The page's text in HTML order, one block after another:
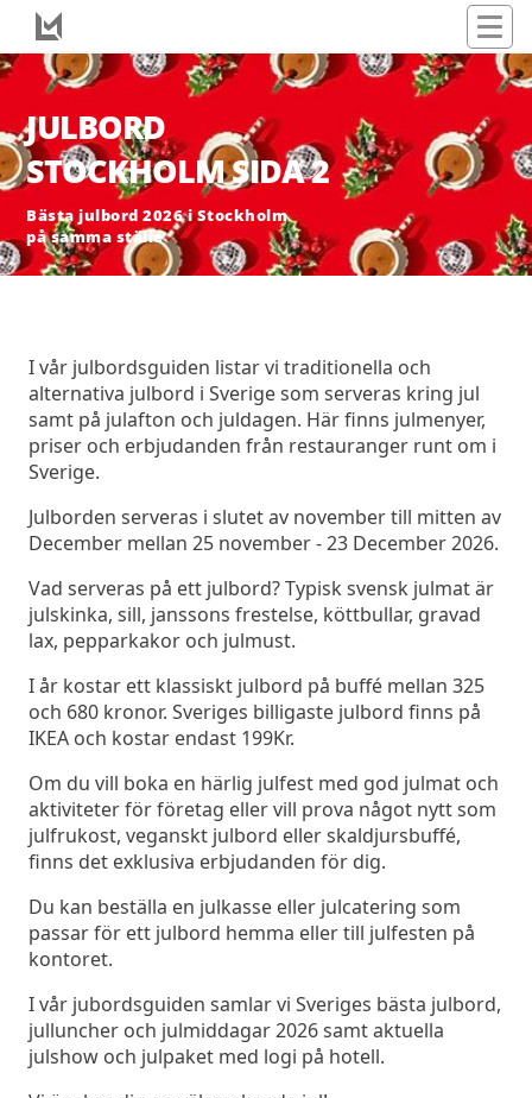
JULBORD
STOCKHOLM SIDA 2
Bästa julbord 2026 i Stockholm
på samma ställe
I vår julbordsguiden listar vi traditionella och
alternativa julbord i Sverige som serveras kring jul
samt på julafton och juldagen. Här finns julmenyer,
priser och erbjudanden från restauranger runt om i
Sverige.
Julborden serveras i slutet av november till mitten av
December mellan 25 november - 23 December 2026.
Vad serveras på ett julbord? Typisk svensk julmat är
julskinka, sill, janssons frestelse, köttbullar, gravad
lax, pepparkakor och julmust.
I år kostar ett klassiskt julbord på buffé mellan 325
och 680 kronor. Sveriges billigaste julbord finns på
IKEA och kostar endast 199Kr.
Om du vill boka en härlig julfest med god julmat och
aktiviteter för företag eller vill prova något nytt som
julfrukost, veganskt julbord eller skaldjursbuffé,
finns det exklusiva erbjudanden för dig.
Du kan beställa en julkasse eller julcatering som
passar för ett julbord hemma eller till julfesten på
kontoret.
I vår jubordsguiden samlar vi Sveriges bästa julbord,
julluncher och julmiddagar 2026 samt aktuella
julshow och julpaket med logi på hotell.